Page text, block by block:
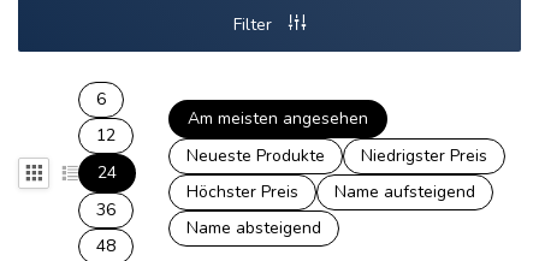
Filter
6
12
24
36
48
Am meisten angesehen
Neueste Produkte
Niedrigster Preis
Höchster Preis
Name aufsteigend
Name absteigend